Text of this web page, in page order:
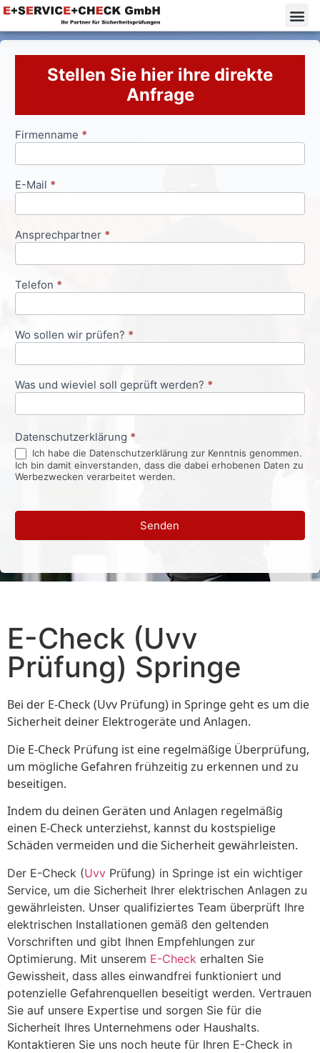
Stellen Sie hier ihre direkte
Anfrage
Anfrageformular
Firmenname *
E-Mail *
Ansprechpartner *
Telefon *
Wo sollen wir prüfen? *
Was und wieviel soll geprüft werden? *
Datenschutzerklärung *
Ich habe die Datenschutzerklärung zur Kenntnis genommen.
Ich bin damit einverstanden, dass die dabei erhobenen Daten zu
Werbezwecken verarbeitet werden.
Senden
E-Check (Uvv
Prüfung) Springe
Bei der E-Check (Uvv Prüfung) in Springe geht es um die
Sicherheit deiner Elektrogeräte und Anlagen.
Die E-Check Prüfung ist eine regelmäßige Überprüfung,
um mögliche Gefahren frühzeitig zu erkennen und zu
beseitigen.
Indem du deinen Geräten und Anlagen regelmäßig
einen E-Check unterziehst, kannst du kostspielige
Schäden vermeiden und die Sicherheit gewährleisten.
Der E-Check (Uvv Prüfung) in Springe ist ein wichtiger
Service, um die Sicherheit Ihrer elektrischen Anlagen zu
gewährleisten. Unser qualifiziertes Team überprüft Ihre
elektrischen Installationen gemäß den geltenden
Vorschriften und gibt Ihnen Empfehlungen zur
Optimierung. Mit unserem E-Check erhalten Sie
Gewissheit, dass alles einwandfrei funktioniert und
potenzielle Gefahrenquellen beseitigt werden. Vertrauen
Sie auf unsere Expertise und sorgen Sie für die
Sicherheit Ihres Unternehmens oder Haushalts.
Kontaktieren Sie uns noch heute für Ihren E-Check in